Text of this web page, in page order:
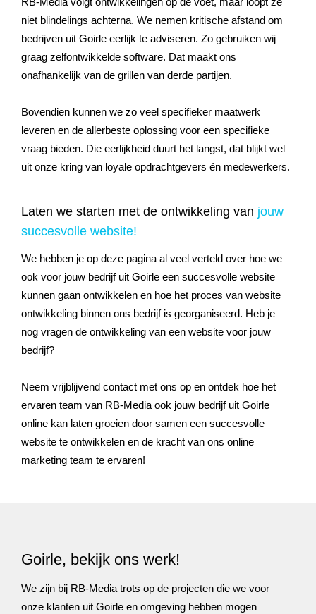
niet blindelings achterna. We nemen kritische afstand om
bedrijven uit Goirle eerlijk te adviseren. Zo gebruiken wij
graag zelfontwikkelde software. Dat maakt ons
onafhankelijk van de grillen van derde partijen.
Bovendien kunnen we zo veel specifieker maatwerk
leveren en de allerbeste oplossing voor een specifieke
vraag bieden. Die eerlijkheid duurt het langst, dat blijkt wel
uit onze kring van loyale opdrachtgevers én medewerkers.
Laten we starten met de ontwikkeling van jouw
succesvolle website!
We hebben je op deze pagina al veel verteld over hoe we
ook voor jouw bedrijf uit Goirle een succesvolle website
kunnen gaan ontwikkelen en hoe het proces van website
ontwikkeling binnen ons bedrijf is georganiseerd. Heb je
nog vragen de ontwikkeling van een website voor jouw
bedrijf?
Neem vrijblijvend contact met ons op en ontdek hoe het
ervaren team van RB-Media ook jouw bedrijf uit Goirle
online kan laten groeien door samen een succesvolle
website te ontwikkelen en de kracht van ons online
marketing team te ervaren!
Goirle, bekijk ons werk!
We zijn bij RB-Media trots op de projecten die we voor
onze klanten uit Goirle en omgeving hebben mogen